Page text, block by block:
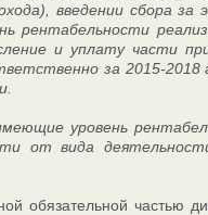
введении сбора
рентабельности
и уплату части
за 2015-2018
уровень
от вида
обязательной частью